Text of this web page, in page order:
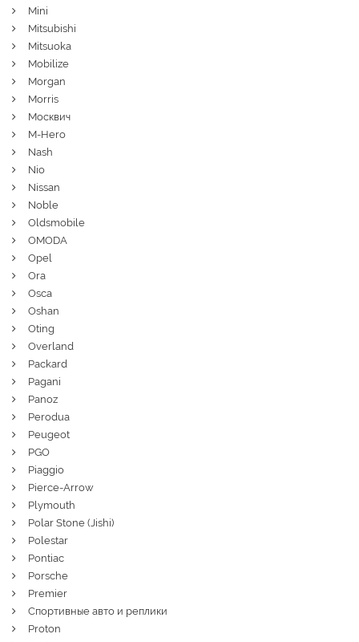
Mini
Mitsubishi
Mitsuoka
Mobilize
Morgan
Morris
Москвич
M-Hero
Nash
Nio
Nissan
Noble
Oldsmobile
OMODA
Opel
Ora
Osca
Oshan
Oting
Overland
Packard
Pagani
Panoz
Perodua
Peugeot
PGO
Piaggio
Pierce-Arrow
Plymouth
Polar Stone (Jishi)
Polestar
Pontiac
Porsche
Premier
Спортивные авто и реплики
Proton